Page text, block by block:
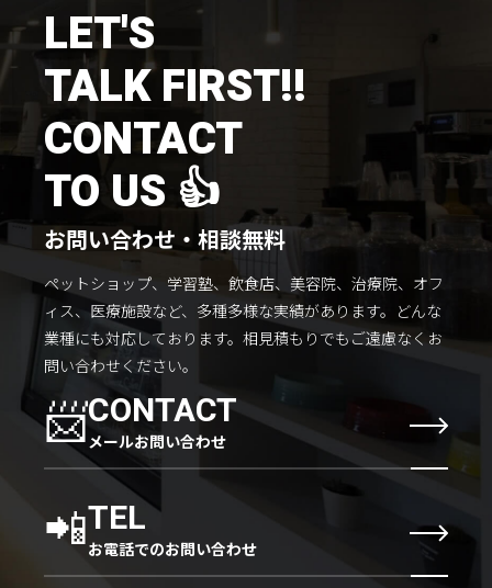
LET'S
TALK FIRST!!
CONTACT
TO US 👍
お問い合わせ・相談無料
ペットショップ、学習塾、飲食店、美容院、治療院、オフ
ィス、医療施設など、多種多様な実績があります。 どんな
業種にも対応しております。 相見積もりでもご遠慮なくお
問い合わせください。
📨CONTACT
メールお問い合わせ
📲TEL
お電話でのお問い合わせ